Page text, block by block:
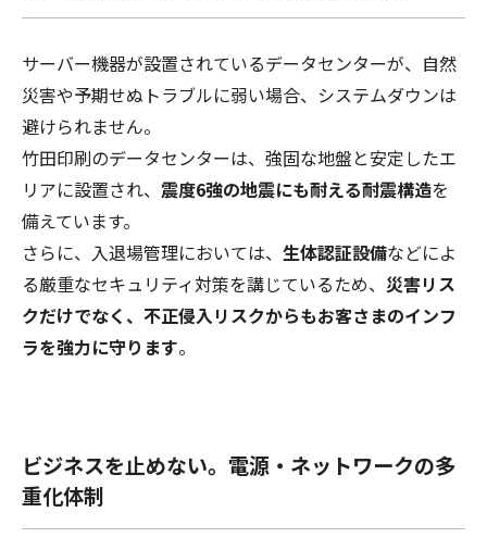
サーバー機器が設置されているデータセンターが、自然
災害や予期せぬトラブルに弱い場合、システムダウンは
避けられません。
竹田印刷のデータセンターは、強固な地盤と安定したエ
リアに設置され、 震度6強の地震にも耐える耐震構造を
備えています。
さらに、入退場管理においては、 生体認証設備などによ
る厳重なセキュリティ対策を講じているため、 災害リス
クだけでなく、不正侵入リスクからもお客さまのインフ
ラを強力に守ります。
ビジネスを止めない。電源・ネットワークの多
重化体制